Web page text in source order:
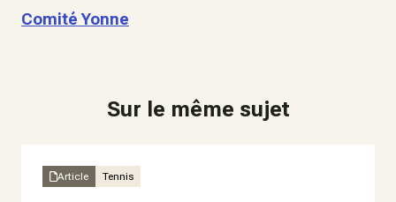
Comité Yonne
Sur le même sujet
Article Tennis